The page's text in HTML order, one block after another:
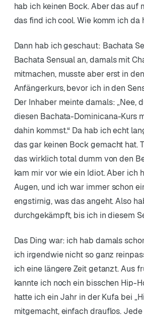
hab ich keinen Bock. Aber das auf
das find ich cool. Wie komm ich da
Dann hab ich geschaut: Bachata
Bachata Sensual an, damals mit
mitmachen, musste aber erst in
Anfängerkurs, bevor ich in den
Der Inhaber meinte damals: „Nee,
diesen Bachata-Dominicana-Kurs
dahin kommst.“ Da hab ich echt
das gar keinen Bock gemacht hat.
das wirklich total dumm von den
kam mir vor wie ein Idiot. Aber ich
Augen, und ich war immer schon
engstirnig, was das angeht. Also
durchgekämpft, bis ich in diesem
Das Ding war: ich hab damals
ich irgendwie nicht so ganz
ich eine längere Zeit getanzt. Aus
kannte ich noch ein bisschen Hip-
hatte ich ein Jahr in der Kufa bei
mitgemacht, einfach drauflos. Jede